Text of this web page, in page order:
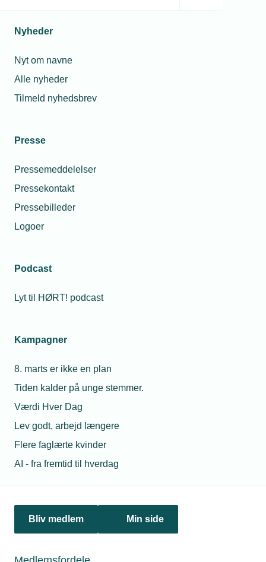
Nyheder
Nyt om navne
Alle nyheder
Tilmeld nyhedsbrev
Presse
Pressemeddelelser
Pressekontakt
Pressebilleder
Logoer
Podcast
Lyt til HØRT! podcast
Kampagner
8. marts er ikke en plan
Tiden kalder på unge stemmer.
Værdi Hver Dag
Lev godt, arbejd længere
Flere faglærte kvinder
AI - fra fremtid til hverdag
Bliv medlem Min side
Politik & analyse
jura@tekniq.dk
tekniq@tekniq.dk